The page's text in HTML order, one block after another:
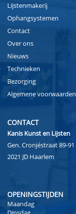
Lijstenmakerij
Ophangsystemen
Contact
Over ons
Nieuws
Technieken
Bezorging
Algemene voorwaarden
CONTACT
Kanis Kunst en Lijsten
Gen. Cronjéstraat 89-91
2021 JD Haarlem
OPENINGSTIJDEN
Maandag